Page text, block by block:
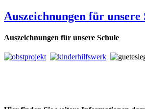
Auszeichnungen für unsere
Auszeichnungen für unsere Schule